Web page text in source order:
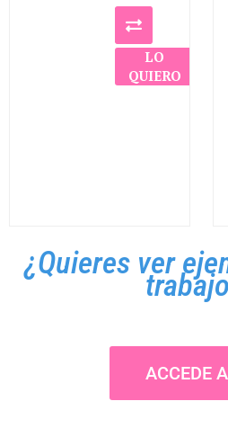
LO
QUIERO
¿Quieres ver
ACCEDE